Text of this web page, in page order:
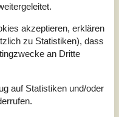
akzeptieren, erklären
zu Statistiken), dass
an Dritte
auf Statistiken und/oder